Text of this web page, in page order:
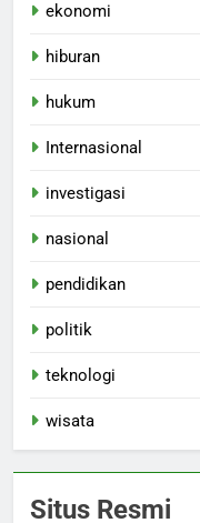
ekonomi
hiburan
hukum
Internasional
investigasi
nasional
pendidikan
politik
teknologi
wisata
Situs Resmi